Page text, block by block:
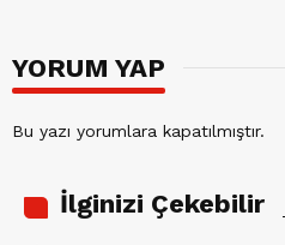
YORUM YAP
Bu yazı yorumlara kapatılmıştır.
İlginizi Çekebilir